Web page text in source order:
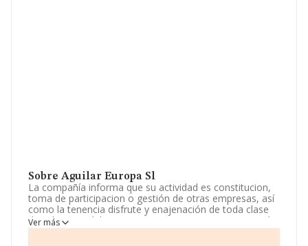
Sobre Aguilar Europa Sl
La compañía informa que su actividad es constitucion,
toma de participacion o gestión de otras empresas, así
como la tenencia disfrute y enajenación de toda clase
de valores mobiliarios por cuenta propia y, en especial,
la gestión, y direccion de las participa. La empresa es
Ver más